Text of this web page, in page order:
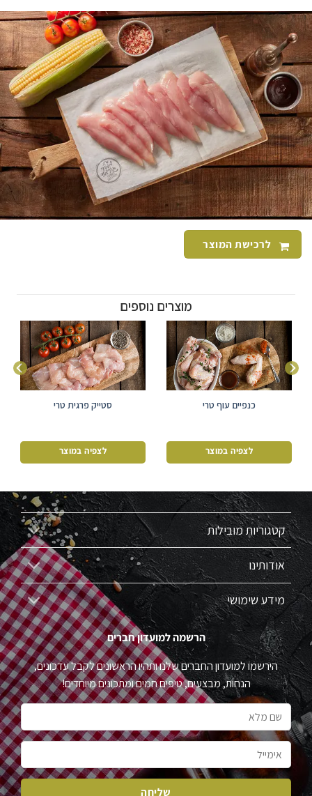
לרכישת המוצר
מוצרים נוספים
כנפיים עוף טרי
לצפיה במוצר
סטייק פרגית טרי
לצפיה במוצר
קטגוריות מובילות
אודותינו
מידע שימושי
הרשמה למועדון חברים
הירשמו למועדון החברים שלנו ותהיו הראשונים לקבל עדכונים,
הנחות, מבצעים, טיפים חמים ומתכונים מיוחדים!